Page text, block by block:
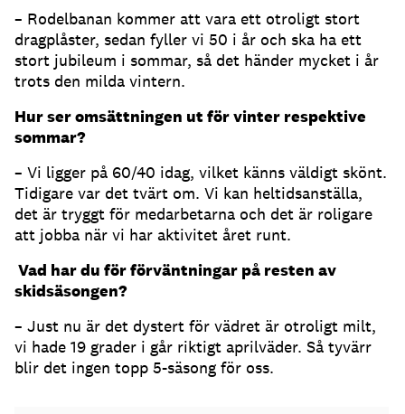
– Rodelbanan kommer att vara ett otroligt stort
dragplåster, sedan fyller vi 50 i år och ska ha ett
stort jubileum i sommar, så det händer mycket i år
trots den milda vintern.
Hur ser omsättningen ut för vinter respektive
sommar?
– Vi ligger på 60/40 idag, vilket känns väldigt skönt.
Tidigare var det tvärt om. Vi kan heltidsanställa,
det är tryggt för medarbetarna och det är roligare
att jobba när vi har aktivitet året runt.
Vad har du för förväntningar på resten av
skidsäsongen?
– Just nu är det dystert för vädret är otroligt milt,
vi hade 19 grader i går riktigt aprilväder. Så tyvärr
blir det ingen topp 5-säsong för oss.